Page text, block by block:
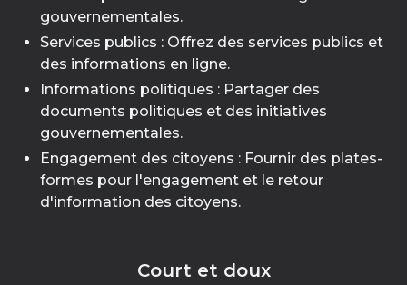
gouvernementales.
Services publics : Offrez des services publics et
des informations en ligne.
Informations politiques : Partager des
documents politiques et des initiatives
gouvernementales.
Engagement des citoyens : Fournir des plates-
formes pour l'engagement et le retour
d'information des citoyens.
Court et doux